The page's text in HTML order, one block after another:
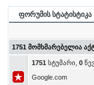
ფორუმის სტატისტიკა
1751 მომხმარებელია
1751 სტუმარი,0
Google.com